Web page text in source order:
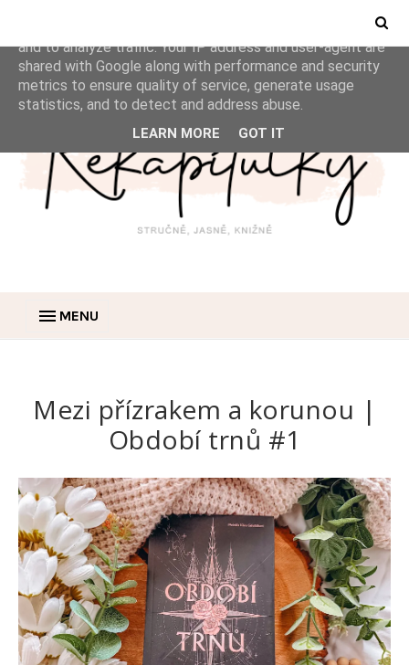
MENU
Mezi přízrakem a korunou |
Období trnů #1
This site uses cookies from Google to deliver its services
and to analyze traffic. Your IP address and user-agent are
shared with Google along with performance and security
metrics to ensure quality of service, generate usage
statistics, and to detect and address abuse.
LEARN MORE GOT IT